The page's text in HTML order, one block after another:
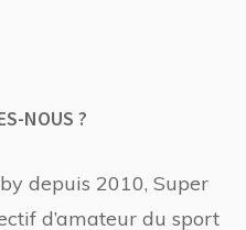
NOUS ?
depuis 2010, Super
d’amateur du sport